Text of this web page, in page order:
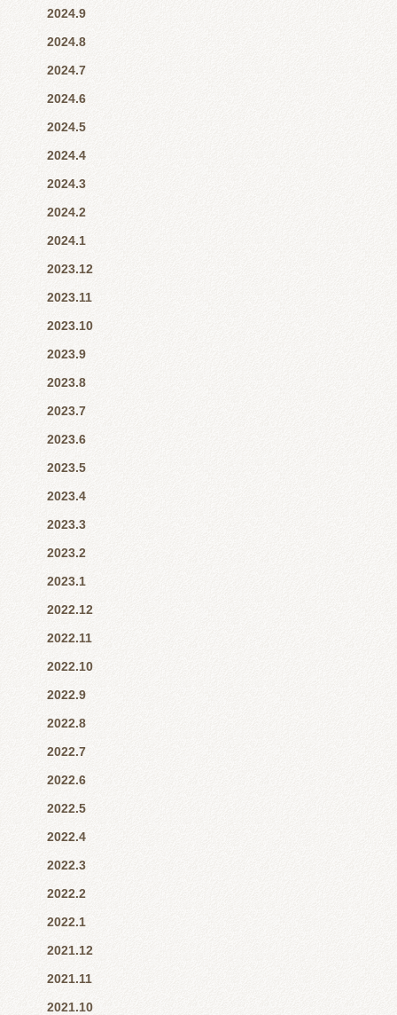
2024.9
2024.8
2024.7
2024.6
2024.5
2024.4
2024.3
2024.2
2024.1
2023.12
2023.11
2023.10
2023.9
2023.8
2023.7
2023.6
2023.5
2023.4
2023.3
2023.2
2023.1
2022.12
2022.11
2022.10
2022.9
2022.8
2022.7
2022.6
2022.5
2022.4
2022.3
2022.2
2022.1
2021.12
2021.11
2021.10